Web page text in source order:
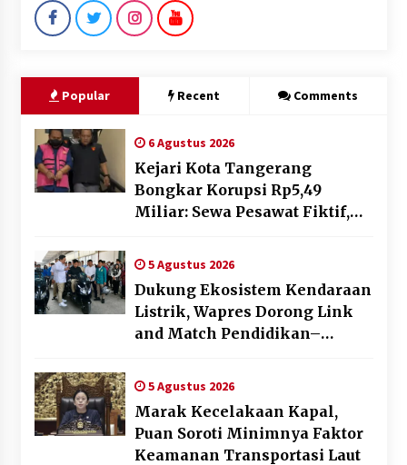
Popular Recent Comments
6 Agustus 2026
Kejari Kota Tangerang
Bongkar Korupsi Rp5,49
Miliar: Sewa Pesawat Fiktif,
Ditahan
5 Agustus 2026
Dukung Ekosistem Kendaraan
Listrik, Wapres Dorong Link
and Match Pendidikan–
5 Agustus 2026
Marak Kecelakaan Kapal,
Puan Soroti Minimnya Faktor
Keamanan Transportasi Laut